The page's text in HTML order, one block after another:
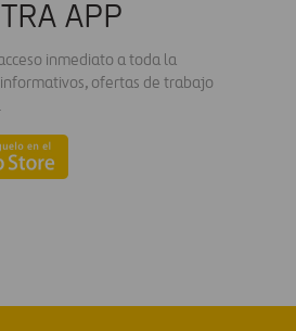
APP
inmediato a toda la
ofertas de trabajo